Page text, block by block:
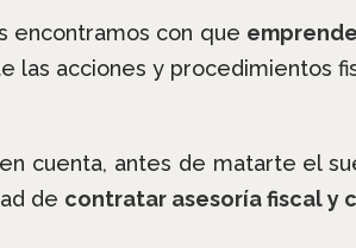
encontramos con que
las acciones y procedimientos
cuenta, antes de matarte el
de contratar asesoría fiscal y